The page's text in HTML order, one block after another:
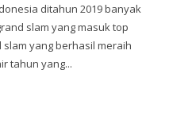
ditahun 2019 banyak
slam yang masuk top
yang berhasil meraih
akhir tahun yang...